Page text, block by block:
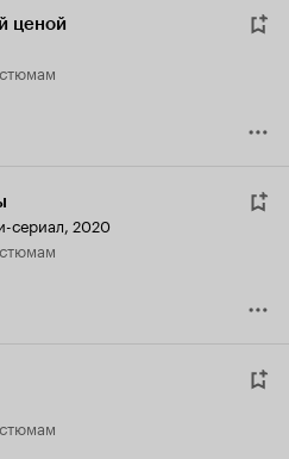
ценой
сериал, 2020